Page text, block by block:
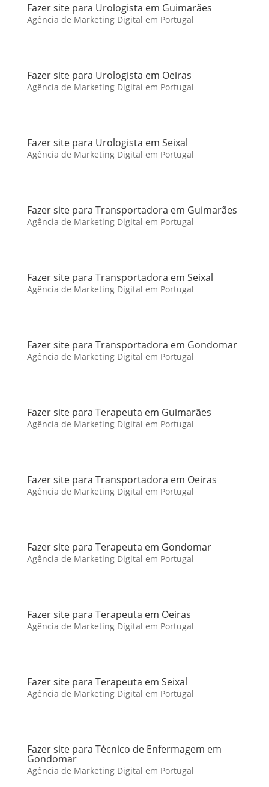
Fazer site para Urologista em Guimarães
Agência de Marketing Digital em Portugal
Fazer site para Urologista em Oeiras
Agência de Marketing Digital em Portugal
Fazer site para Urologista em Seixal
Agência de Marketing Digital em Portugal
Fazer site para Transportadora em Guimarães
Agência de Marketing Digital em Portugal
Fazer site para Transportadora em Seixal
Agência de Marketing Digital em Portugal
Fazer site para Transportadora em Gondomar
Agência de Marketing Digital em Portugal
Fazer site para Terapeuta em Guimarães
Agência de Marketing Digital em Portugal
Fazer site para Transportadora em Oeiras
Agência de Marketing Digital em Portugal
Fazer site para Terapeuta em Gondomar
Agência de Marketing Digital em Portugal
Fazer site para Terapeuta em Oeiras
Agência de Marketing Digital em Portugal
Fazer site para Terapeuta em Seixal
Agência de Marketing Digital em Portugal
Fazer site para Técnico de Enfermagem em
Gondomar
Agência de Marketing Digital em Portugal